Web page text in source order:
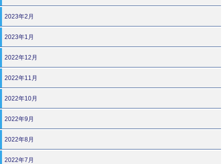
2023年2月
2023年1月
2022年12月
2022年11月
2022年10月
2022年9月
2022年8月
2022年7月